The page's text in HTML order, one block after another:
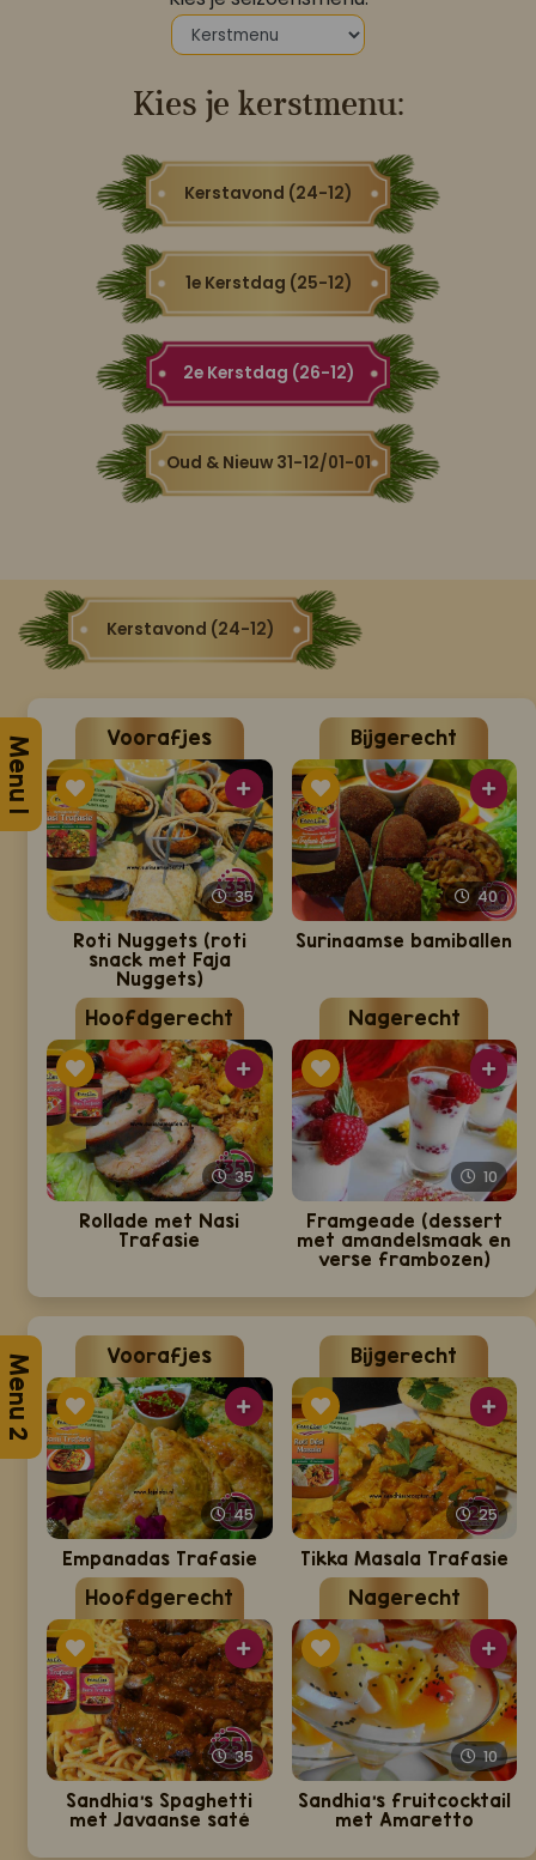
Koop ons bestseller kookboek
klik hier om je aan te melden voor Mijn Kookboek.
Kies je kerstmenu:
Kerstavond (24-12)
1e Kerstdag (25-12)
2e Kerstdag (26-12)
Oud & Nieuw 31-12/01-01
Kerstavond (24-12)
Menu 1 Voorafjes
35
Roti Nuggets (roti
snack met Faja
Nuggets)
Bijgerecht
40
Surinaamse bamiballen
Hoofdgerecht
35
Rollade met Nasi
Trafasie
Nagerecht
10
Framgeade (dessert
met amandelsmaak en
verse frambozen)
Menu 2 Voorafjes
45
Empanadas Trafasie
Bijgerecht
25
Tikka Masala Trafasie
Hoofdgerecht
35
Sandhia’s Spaghetti
met Javaanse saté
Nagerecht
10
Sandhia's fruitcocktail
met Amaretto